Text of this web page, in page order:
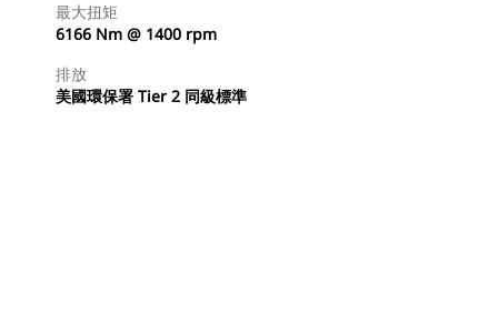
最大扭矩
6166 Nm @ 1400 rpm
排放
美國環保署 Tier 2 同級標準